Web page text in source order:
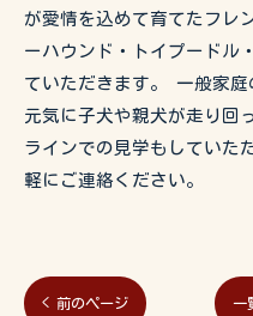
が愛情を込めて育てたフレ
ーハウンド・トイプードル
ていただきます。 一般家
元気に子犬や親犬が走り回
ラインでの見学もしていた
軽にご連絡ください。
< 前のページ 一